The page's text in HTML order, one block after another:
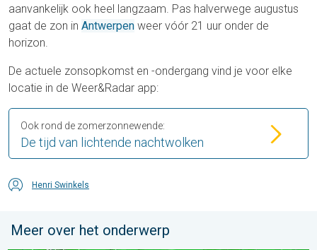
aanvankelijk ook heel langzaam. Pas halverwege augustus
gaat de zon in Antwerpen weer vóór 21 uur onder de
horizon.
De actuele zonsopkomst en -ondergang vind je voor elke
locatie in de Weer&Radar app:
De tijd van lichtende nachtwolken
Ook rond de zomerzonnewende:
Henri Swinkels
Meer over het onderwerp